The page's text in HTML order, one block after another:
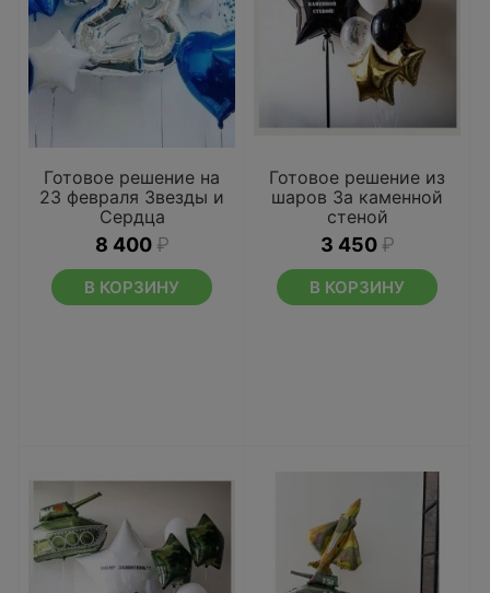
Готовое решение на
23 февраля Звезды и
Сердца
8 400 ₽
В КОРЗИНУ
Готовое решение из
шаров За каменной
стеной
3 450 ₽
В КОРЗИНУ